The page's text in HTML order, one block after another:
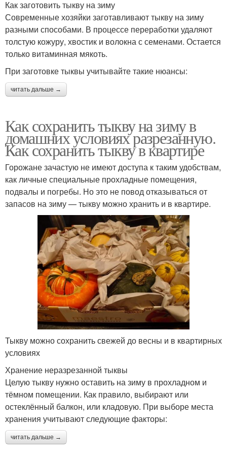
Как заготовить тыкву на зиму
Современные хозяйки заготавливают тыкву на зиму
разными способами. В процессе переработки удаляют
толстую кожуру, хвостик и волокна с семенами. Остается
только витаминная мякоть.
При заготовке тыквы учитывайте такие нюансы:
читать дальше →
Как сохранить тыкву на зиму в
домашних условиях разрезанную.
Как сохранить тыкву в квартире
Горожане зачастую не имеют доступа к таким удобствам,
как личные специальные прохладные помещения,
подвалы и погребы. Но это не повод отказываться от
запасов на зиму — тыкву можно хранить и в квартире.
Тыкву можно сохранить свежей до весны и в квартирных
условиях
Хранение неразрезанной тыквы
Целую тыкву нужно оставить на зиму в прохладном и
тёмном помещении. Как правило, выбирают или
остеклённый балкон, или кладовую. При выборе места
хранения учитывают следующие факторы:
читать дальше →